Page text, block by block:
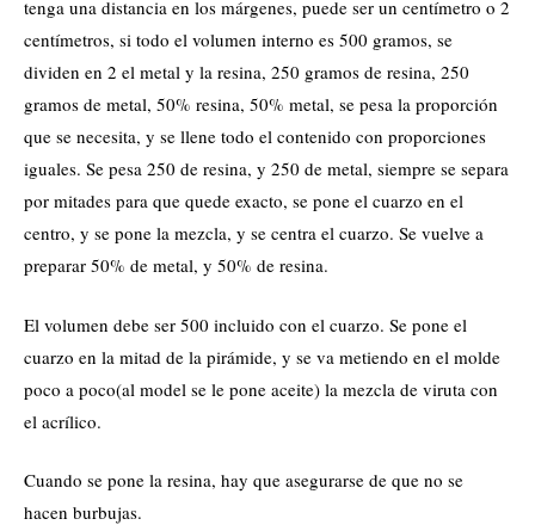
tenga una distancia en los márgenes, puede ser un centímetro o 2
centímetros, si todo el volumen interno es 500 gramos, se
dividen en 2 el metal y la resina, 250 gramos de resina, 250
gramos de metal, 50% resina, 50% metal, se pesa la proporción
que se necesita, y se llene todo el contenido con proporciones
iguales. Se pesa 250 de resina, y 250 de metal, siempre se separa
por mitades para que quede exacto, se pone el cuarzo en el
centro, y se pone la mezcla, y se centra el cuarzo. Se vuelve a
preparar 50% de metal, y 50% de resina.
El volumen debe ser 500 incluido con el cuarzo. Se pone el
cuarzo en la mitad de la pirámide, y se va metiendo en el molde
poco a poco(al model se le pone aceite) la mezcla de viruta con
el acrílico.
Cuando se pone la resina, hay que asegurarse de que no se
hacen burbujas.